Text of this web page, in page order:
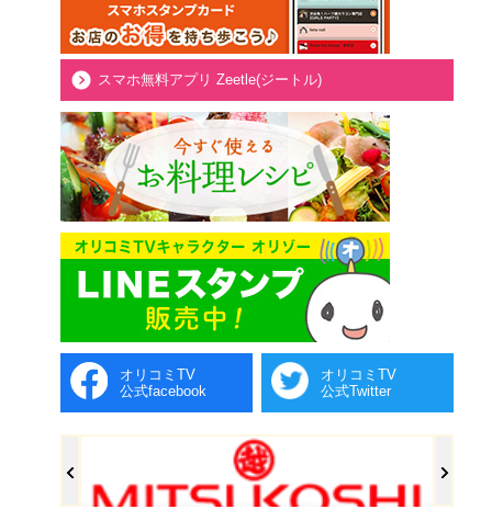
スマホ無料アプリ Zeetle(ジートル)
オリコミTV
公式facebook
オリコミTV
公式Twitter